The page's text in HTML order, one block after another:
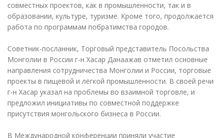
совместных проектов, как в промышленности, так и в
образовании, культуре, туризме. Кроме того, продолжается
работа по программам побратимства городов.
Советник-посланник, Торговый представитель Посольства
Монголии в России г-н Хасар Данаажав отметил основные
направления сотрудничества Монголии и России, торговые
проекты в пищевой и лёгкой промышленности. В своей речи
г-н Хасар указал на проблемы во взаимной торговле, и
предложил инициативы по совместной поддержке
присутствия монгольского бизнеса в России.
В Международной конференции приняли участие